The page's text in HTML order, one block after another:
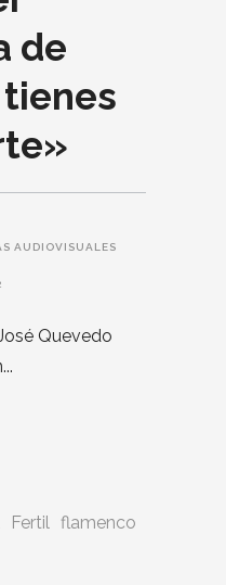
de
AUDIOVISUALES
Quevedo
Fertil flamenco